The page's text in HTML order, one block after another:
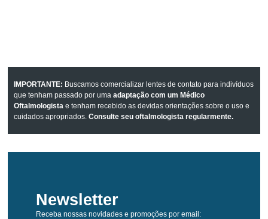
IMPORTANTE: Buscamos comercializar lentes de contato para indivíduos
que tenham passado por umaadaptação com um Médico
Oftalmologista e tenham recebido as devidas orientações sobre o uso e
cuidados apropriados.Consulte seu oftalmologista regularmente.
Newsletter
Receba nossas novidades e promoções por email: